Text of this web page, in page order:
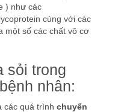
) như các
cùng với các
một số các chất vô cơ
sỏi trong
nhân:
các quá trình chuyển